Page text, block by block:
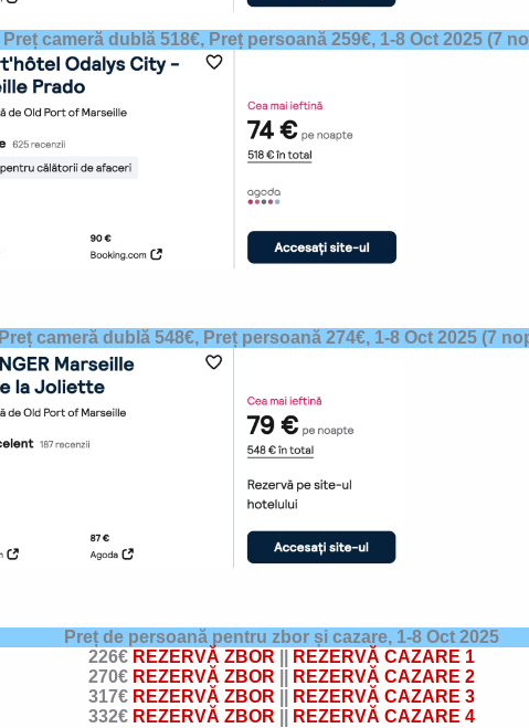
Preț cameră dublă 518€, Preț persoană 259€, 1-8 Oct 2025(7
Preț cameră dublă 548€, Preț persoană 274€, 1-8 Oct 2025(7
Preț de persoană pentru zbor și cazare, 1-8 Oct 2025
226€ REZERVĂ ZBOR
REZERVĂ CAZARE 1
270€ REZERVĂ ZBOR
REZERVĂ CAZARE 2
317€ REZERVĂ ZBOR
REZERVĂ CAZARE 3
332€ REZERVĂ ZBOR REZERVĂ CAZARE 4